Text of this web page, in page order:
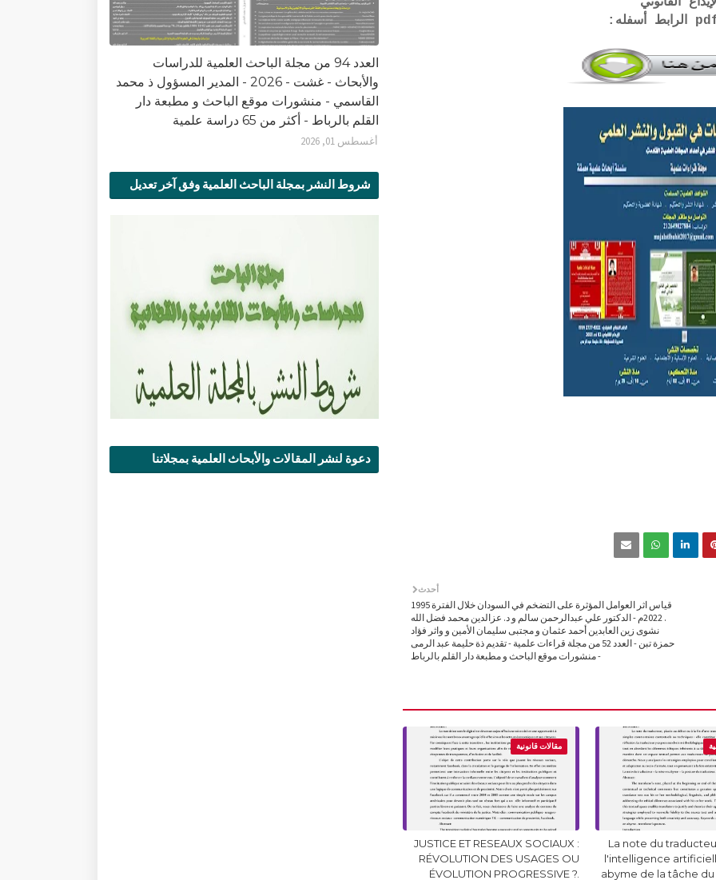
أحدث
قياس اثر العوامل المؤثرة على التضخم في السودان خلال الفترة 1995
. 2022م - الدكتور علي عبدالرحمن سالم و د. عزالدين محمد فضل الله
نشوى زين العابدين أحمد عثمان و مجتبى سليمان الأمين و واثر فؤاد
حمزة تبن - العدد 52 من مجلة قراءات علمية - تقديم ذة حليمة عبد الرمى
- منشورات موقع الباحث و مطبعة دار القلم بالرباط
La note du
l'intelligence
abyme de la tâche
مقالات قانونية
JUSTICE ET RESEAUX SOCIAUX :
RÉVOLUTION DES USAGES OU
ÉVOLUTION PROGRESSIVE ?.
العدد 94 من مجلة الباحث العلمية للدراسات
والأبحاث - غشت - 2026 - المدير المسؤول ذ محمد
القاسمي - منشورات موقع الباحث و مطبعة دار
القلم بالرباط - أكثر من 65 دراسة علمية
أغسطس 01, 2026
شروط النشر بمجلة الباحث العلمية وفق آخر تعديل
دعوة لنشر المقالات والأبحاث العلمية بمجلاتنا